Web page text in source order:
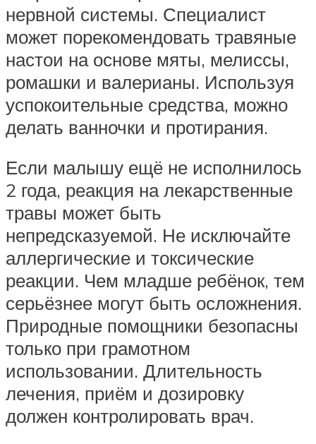
нервной системы. Специалист
может порекомендовать травяные
настои на основе мяты, мелиссы,
ромашки и валерианы. Используя
успокоительные средства, можно
делать ванночки и протирания.
Если малышу ещё не исполнилось
2 года, реакция на лекарственные
травы может быть
непредсказуемой. Не исключайте
аллергические и токсические
реакции. Чем младше ребёнок, тем
серьёзнее могут быть осложнения.
Природные помощники безопасны
только при грамотном
использовании. Длительность
лечения, приём и дозировку
должен контролировать врач.